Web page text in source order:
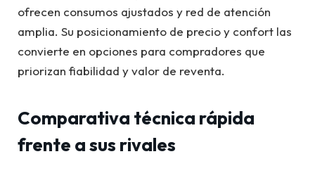
ofrecen consumos ajustados y red de atención
amplia. Su posicionamiento de precio y confort las
convierte en opciones para compradores que
priorizan fiabilidad y valor de reventa.
Comparativa técnica rápida
frente a sus rivales